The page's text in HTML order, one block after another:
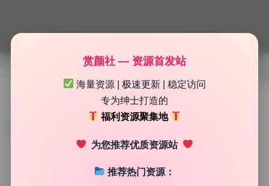
赏颜社 — 资源首发站
海量资源 | 极速更新 | 稳定访问
专为绅士打造的
福利资源聚集地
为您推荐优质资源站
推荐热门资源：